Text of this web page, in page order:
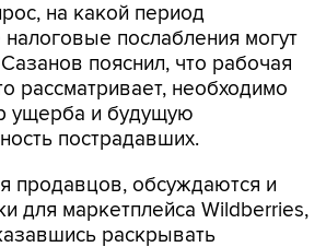
на какой период
послабления могут
пояснил, что рабочая
рассматривает, необходимо
ущерба и будущую
пострадавших.
продавцов, обсуждаются и
для маркетплейса Wildberries,
раскрывать